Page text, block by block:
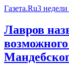
Газета.Ru3 недели
Лавров